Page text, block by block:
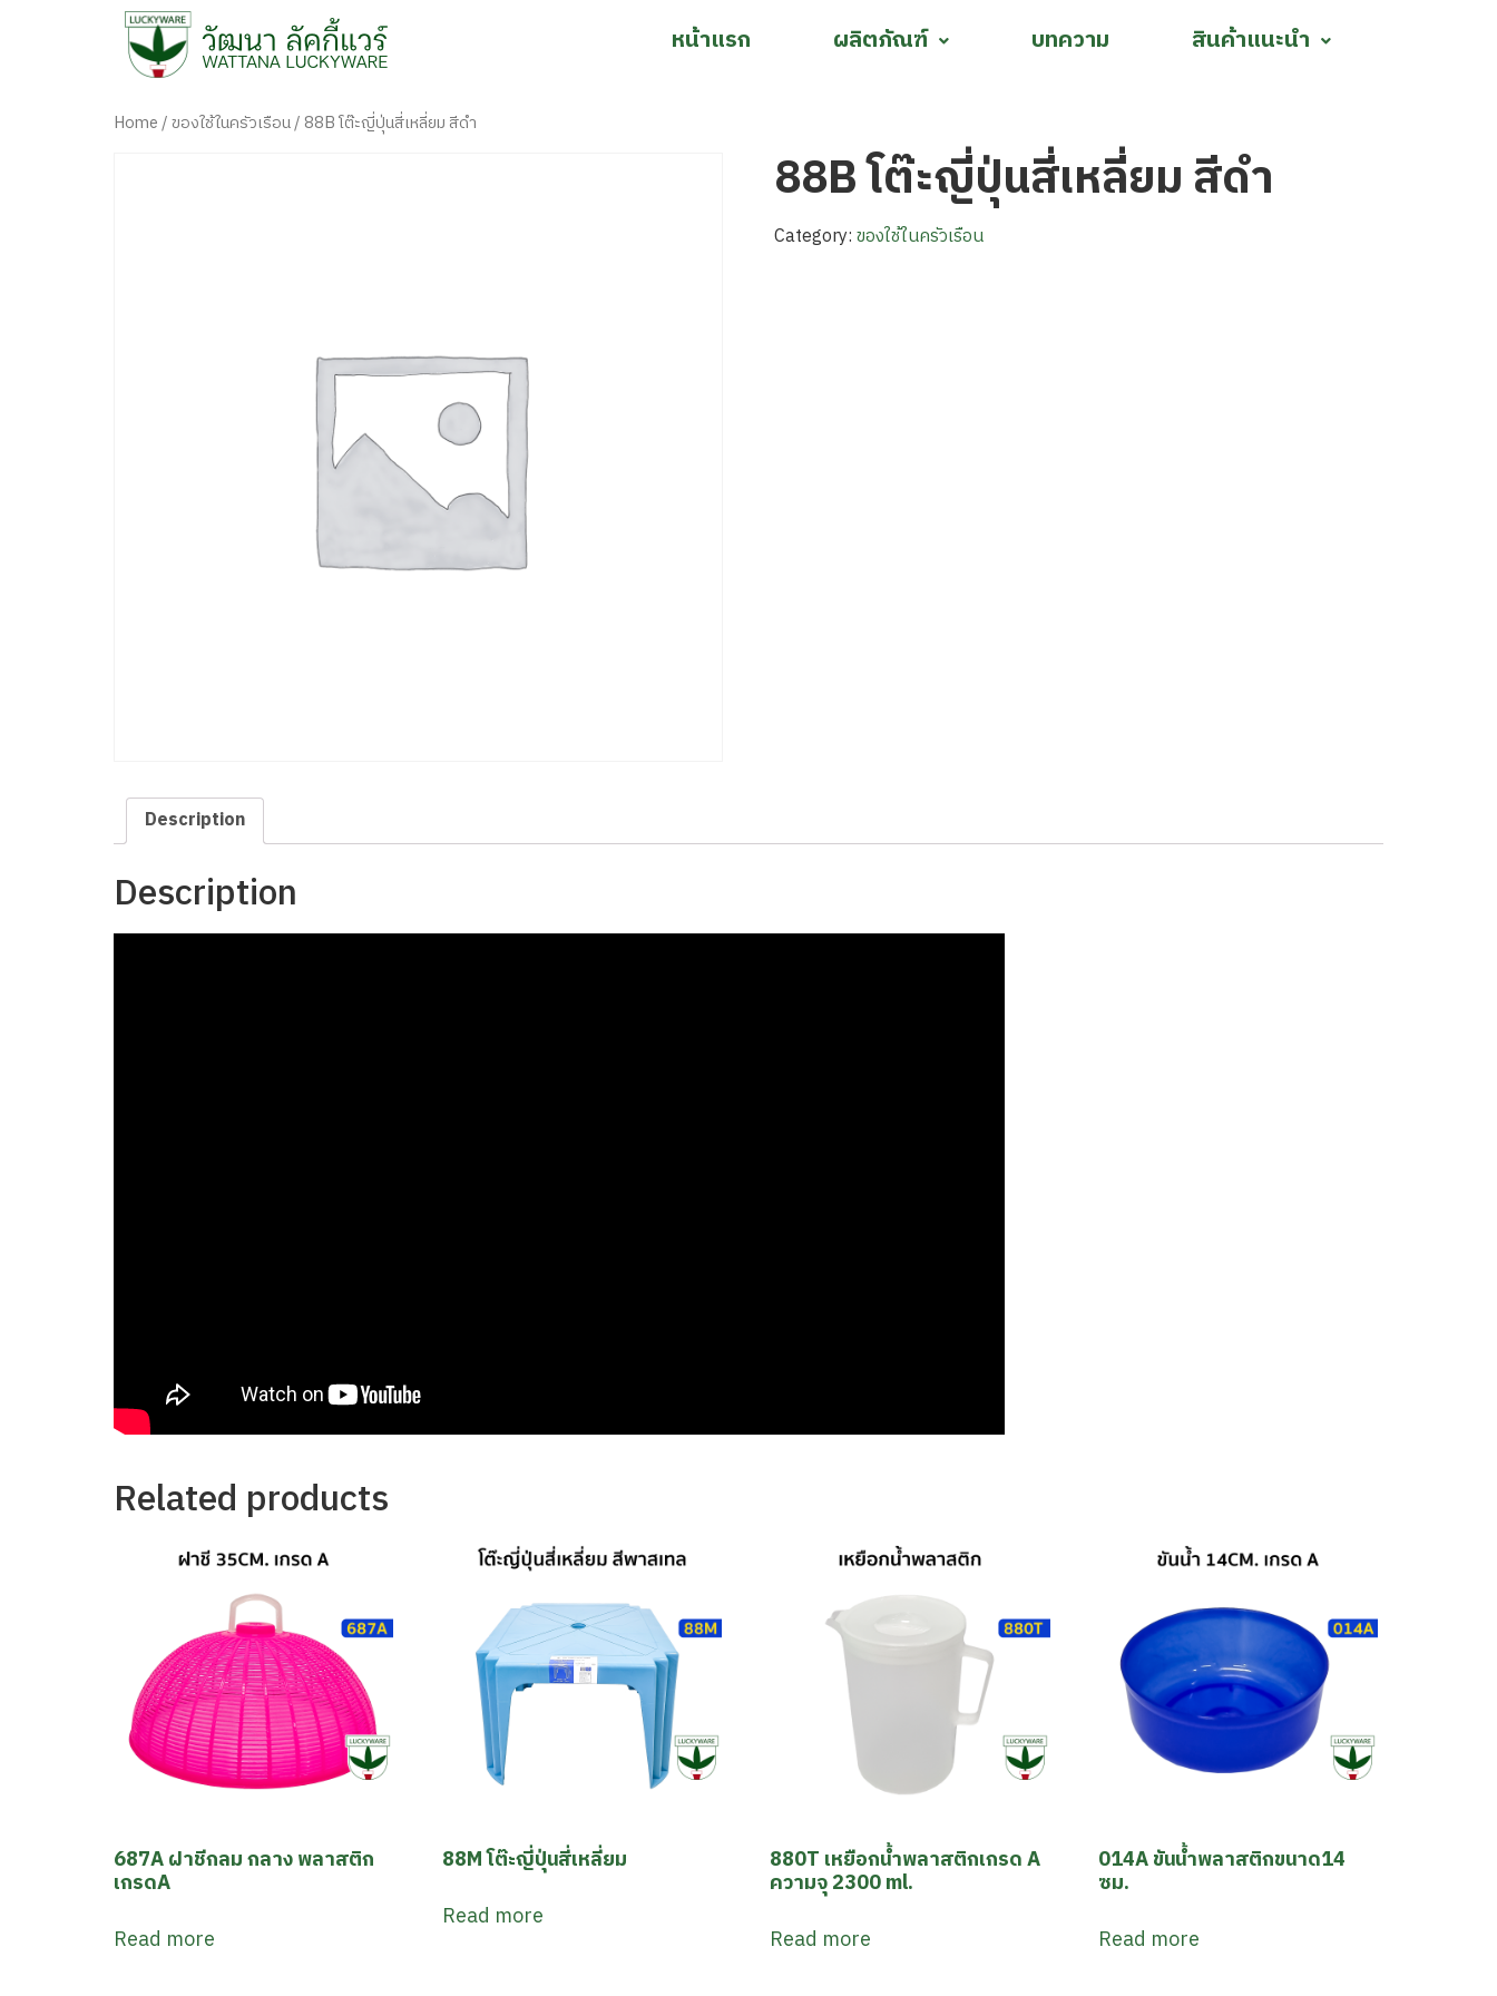
หน้าแรก ผลิตภัณฑ์ บทความ สินค้าแนะนำ
Home/ของใช้ในครัวเรือน/ 88B โต๊ะญี่ปุ่นสี่เหลี่ยม สีดำ
88B โต๊ะญี่ปุ่นสี่เหลี่ยม สีดำ
Category:ของใช้ในครัวเรือน
Description
Description
Related products
687A ฝาชีกลม กลาง พลาสติก
เกรดA
Read more
88M โต๊ะญี่ปุ่นสี่เหลี่ยม
Read more
880T เหยือกน้ำพลาสติกเกรด A
ความจุ 2300 ml.
Read more
014A ขันน้ำพลาสติกขนาด14
ซม.
Read more